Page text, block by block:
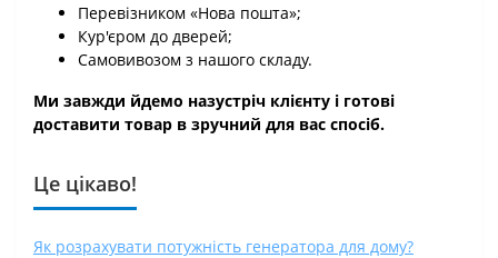
Перевізником «Нова пошта»;
Кур'єром до дверей;
Самовивозом з нашого складу.
Ми завжди йдемо назустріч клієнту і готові
доставити товар в зручний для вас спосіб.
Це цікаво!
Як розрахувати потужність генератора для дому?